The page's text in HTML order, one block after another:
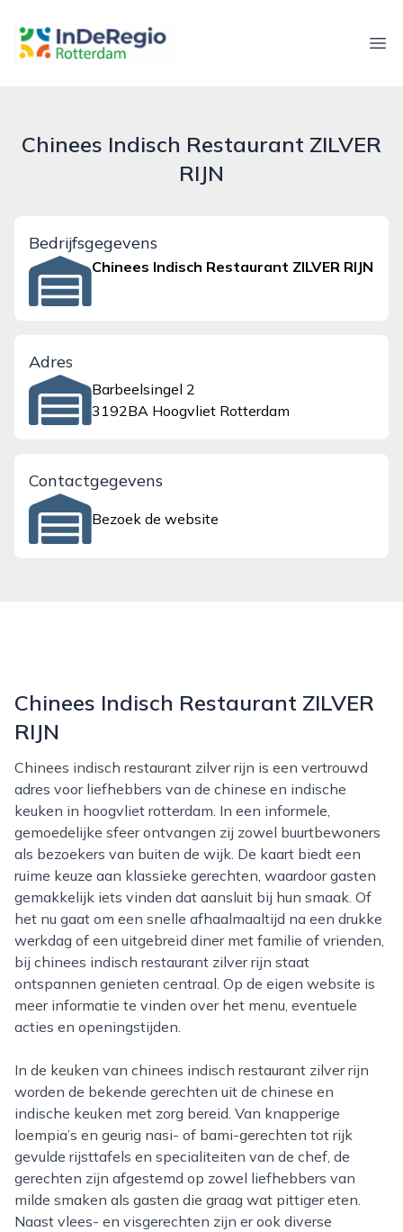
inderegiorotterdam.nl
Chinees Indisch Restaurant ZILVER
RIJN
Bedrijfsgegevens
Chinees Indisch Restaurant ZILVER RIJN
Adres
Barbeelsingel 2
3192BA Hoogvliet Rotterdam
Contactgegevens
Bezoek de website
Chinees Indisch Restaurant ZILVER
RIJN
Chinees indisch restaurant zilver rijn is een vertrouwd
adres voor liefhebbers van de chinese en indische
keuken in hoogvliet rotterdam. In een informele,
gemoedelijke sfeer ontvangen zij zowel buurtbewoners
als bezoekers van buiten de wijk. De kaart biedt een
ruime keuze aan klassieke gerechten, waardoor gasten
gemakkelijk iets vinden dat aansluit bij hun smaak. Of
het nu gaat om een snelle afhaalmaaltijd na een drukke
werkdag of een uitgebreid diner met familie of vrienden,
bij chinees indisch restaurant zilver rijn staat
ontspannen genieten centraal. Op de eigen website is
meer informatie te vinden over het menu, eventuele
acties en openingstijden.
In de keuken van chinees indisch restaurant zilver rijn
worden de bekende gerechten uit de chinese en
indische keuken met zorg bereid. Van knapperige
loempia’s en geurig nasi- of bami-gerechten tot rijk
gevulde rijsttafels en specialiteiten van de chef, de
gerechten zijn afgestemd op zowel liefhebbers van
milde smaken als gasten die graag wat pittiger eten.
Naast vlees- en visgerechten zijn er ook diverse